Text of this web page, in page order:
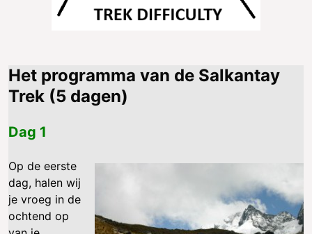
Het programma van de Salkantay
Trek (5 dagen)
Dag 1
Op de eerste
dag, halen wij
je vroeg in de
ochtend op